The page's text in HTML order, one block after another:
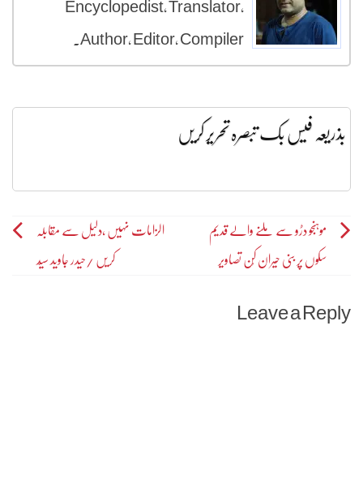
Encyclopedist, Translator,
Author, Editor, Compiler.
بذریعہ فیس بک تبصرہ تحریر کریں
Post
navigation
موہنجو دڑو سے ملنے والے قدیم
سکوں پر بنی حیران کُن تصاویر
الزامات نہیں ،دلیل سے مقابلہ
کریں /حیدر جاوید سیّد
Leave a Reply